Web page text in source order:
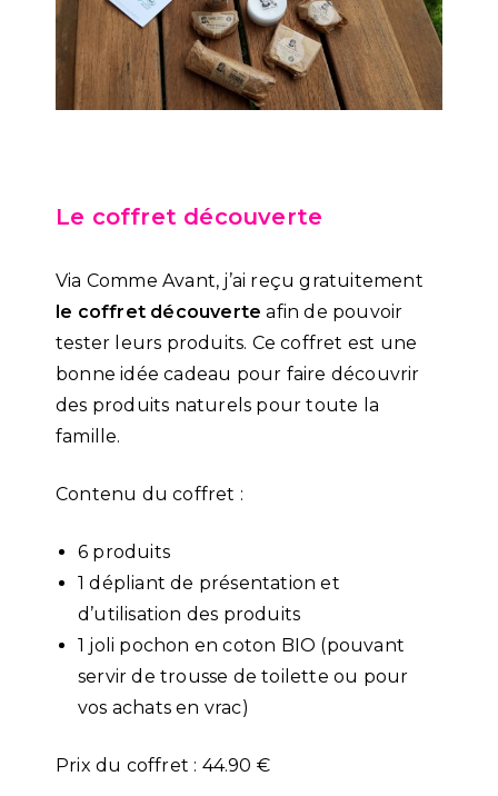
Le coffret découverte
Via Comme Avant, j’ai reçu gratuitement
le coffret découverte afin de pouvoir
tester leurs produits. Ce coffret est une
bonne idée cadeau pour faire découvrir
des produits naturels pour toute la
famille.
Contenu du coffret :
6 produits
1 dépliant de présentation et
d’utilisation des produits
1 joli pochon en coton BIO (pouvant
servir de trousse de toilette ou pour
vos achats en vrac)
Prix du coffret : 44.90 €